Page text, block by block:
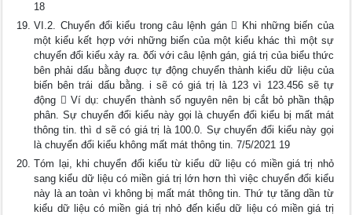
18
VI.2. Chuyển đổi kiểu trong câu lệnh gán  Khi những biến của
một kiểu kết hợp với những biến của một kiểu khác thì một sự
chuyển đổi kiểu xảy ra. ðối với câu lệnh gán, giá trị của biểu thức
bên phải dấu bằng đuợc tự động chuyển thành kiểu dữ liệu của
biến bên trái dấu bằng. i sẽ có giá trị là 123 vì 123.456 sẽ tự
động  Ví dụ: chuyển thành số nguyên nên bị cắt bỏ phần thập
phân. Sự chuyển đổi kiểu này gọi là chuyển đổi kiểu bị mất mát
thông tin. thì d sẽ có giá trị là 100.0. Sự chuyển đổi kiểu này gọi
là chuyển đổi kiểu không mất mát thông tin. 7/5/2021 19
Tóm lại, khi chuyển đổi kiểu từ kiểu dữ liệu có miền giá trị nhỏ
sang kiểu dữ liệu có miền giá trị lớn hơn thì việc chuyển đổi kiểu
này là an toàn vì không bị mất mát thông tin. Thứ tự tăng dần từ
kiểu dữ liệu có miền giá trị nhỏ đến kiểu dữ liệu có miền giá trị